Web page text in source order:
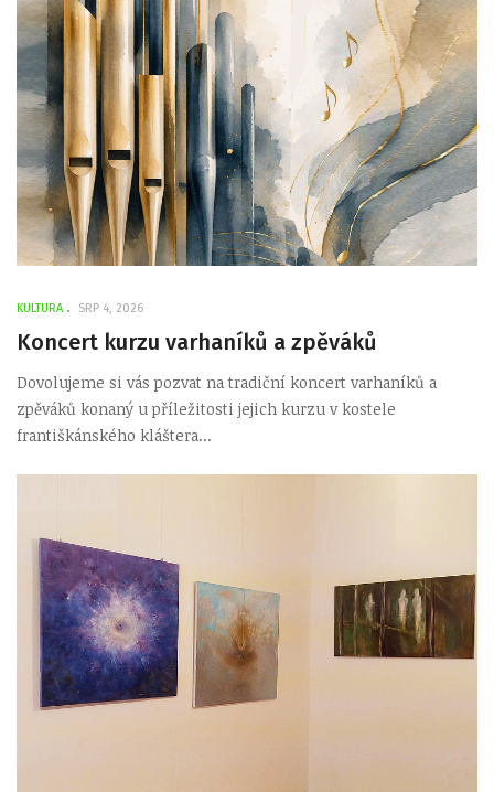
KULTURA SRP 4, 2026
Koncert kurzu varhaníků a zpěváků
Dovolujeme si vás pozvat na tradiční koncert varhaníků a
zpěváků konaný u příležitosti jejich kurzu v kostele
františkánského kláštera...